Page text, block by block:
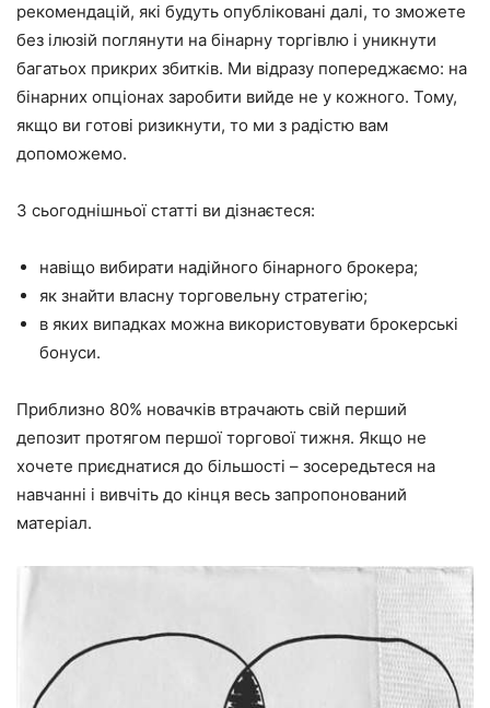
рекомендацій, які будуть опубліковані далі, то зможете
без ілюзій поглянути на бінарну торгівлю і уникнути
багатьох прикрих збитків. Ми відразу попереджаємо: на
бінарних опціонах заробити вийде не у кожного. Тому,
якщо ви готові ризикнути, то ми з радістю вам
допоможемо.
З сьогоднішньої статті ви дізнаєтеся:
навіщо вибирати надійного бінарного брокера;
як знайти власну торговельну стратегію;
в яких випадках можна використовувати брокерські
бонуси.
Приблизно 80% новачків втрачають свій перший
депозит протягом першої торгової тижня. Якщо не
хочете приєднатися до більшості – зосередьтеся на
навчанні і вивчіть до кінця весь запропонований
матеріал.